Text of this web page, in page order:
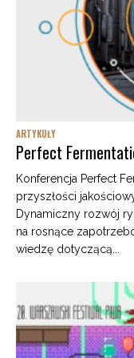
ARTYKUŁY
Perfect
Konferencja Perfect
przyszłości
Dynamiczny rozwój
na rosnące
wiedzę dotyczącą...